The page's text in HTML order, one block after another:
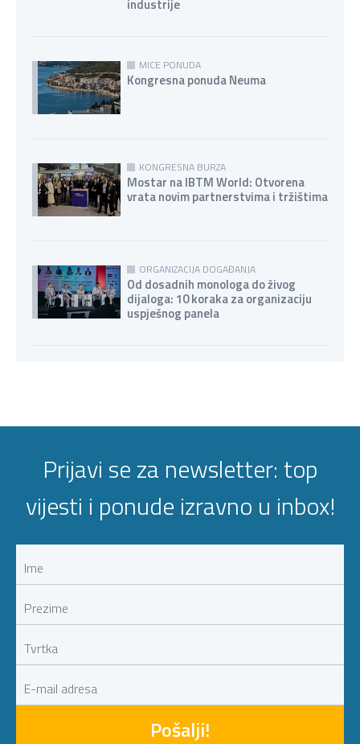
industrije
MICE PONUDA
Kongresna ponuda Neuma
KONGRESNA BURZA
Mostar na IBTM World: Otvorena
vrata novim partnerstvima i tržištima
ORGANIZACIJA DOGAĐANJA
Od dosadnih monologa do živog
dijaloga: 10 koraka za organizaciju
uspješnog panela
Prijavi se za newsletter: top
vijesti i ponude izravno u inbox!
Pošalji!